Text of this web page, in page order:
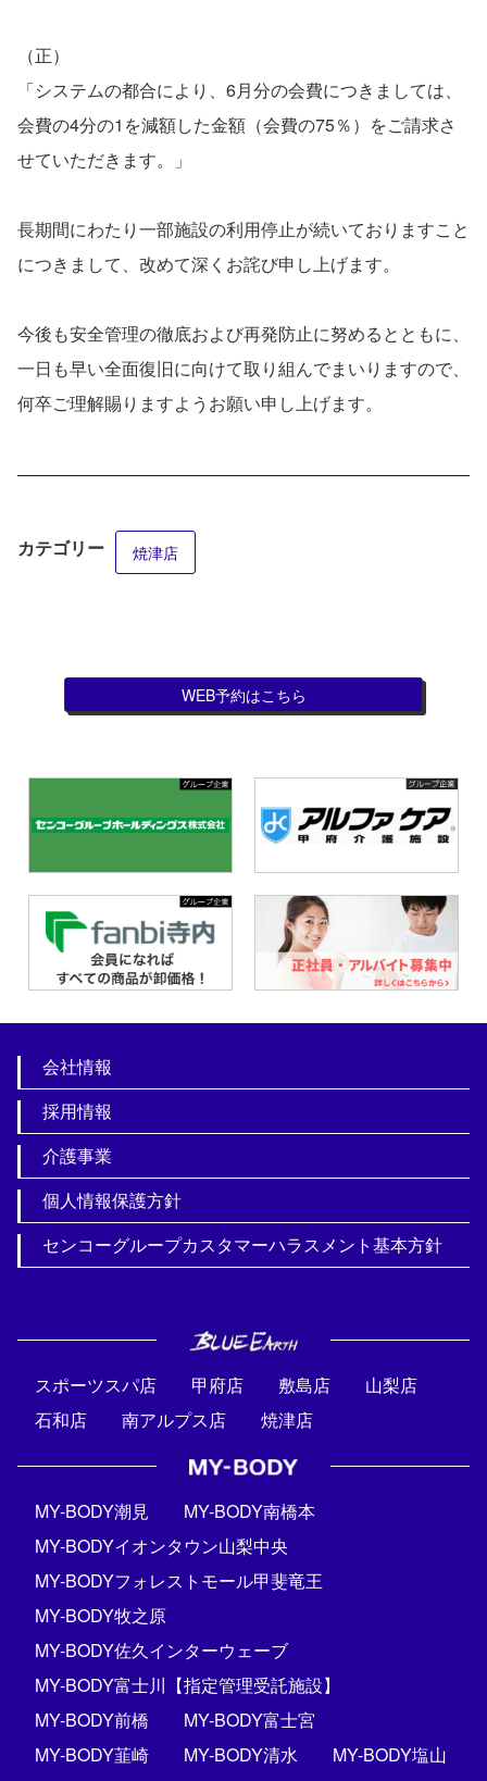
（正）
「システムの都合により、6月分の会費につきましては、
会費の4分の1を減額した金額（会費の75％）をご請求さ
せていただきます。」
長期間にわたり一部施設の利用停止が続いておりますこと
につきまして、改めて深くお詫び申し上げます。
今後も安全管理の徹底および再発防止に努めるとともに、
一日も早い全面復旧に向けて取り組んでまいりますので、
何卒ご理解賜りますようお願い申し上げます。
カテゴリー 焼津店
WEB予約はこちら
会社情報
採用情報
介護事業
個人情報保護方針
センコーグループカスタマーハラスメント基本方針
スポーツスパ店 甲府店 敷島店
山梨店
石和店
南アルプス店 焼津店
MY-BODY潮見
MY-BODY南橋本
MY-BODYイオンタウン山梨中央
MY-BODYフォレストモール甲斐竜王
MY-BODY牧之原
MY-BODY佐久インターウェーブ
MY-BODY富士川【指定管理受託施設】
MY-BODY前橋
MY-BODY富士宮
MY-BODY韮崎
MY-BODY清水
MY-BODY塩山